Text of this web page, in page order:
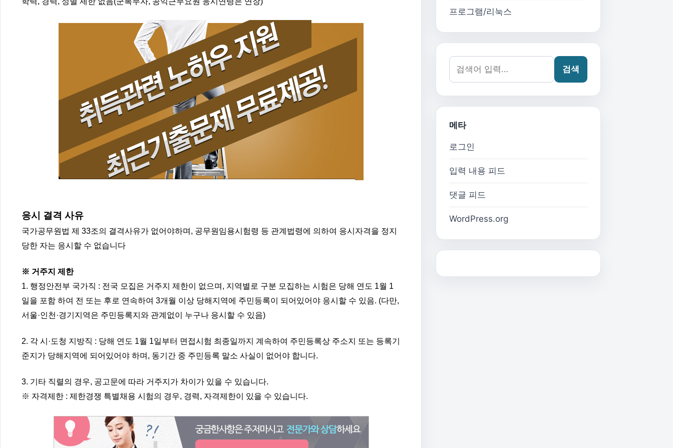
응시 결격 사유
국가공무원법 제 33조의 결격사유가 없어야하며, 공무원임용시험령 등 관계법령에 의하여 응시자격을 정지
당한 자는 응시할 수 없습니다
※ 거주지 제한
1. 행정안전부 국가직 : 전국 모집은 거주지 제한이 없으며, 지역별로 구분 모집하는 시험은 당해 연도 1월 1
일을 포함 하여 전 또는 후로 연속하여 3개월 이상 당해지역에 주민등록이 되어있어야 응시할 수 있음. (다만,
서울·인천·경기지역은 주민등록지와 관계없이 누구나 응시할 수 있음)
2. 각 시·도청 지방직 : 당해 연도 1월 1일부터 면접시험 최종일까지 계속하여 주민등록상 주소지 또는 등록기
준지가 당해지역에 되어있어야 하며, 동기간 중 주민등록 말소 사실이 없어야 합니다.
3. 기타 직렬의 경우, 공고문에 따라 거주지가 차이가 있을 수 있습니다.
※ 자격제한 : 제한경쟁 특별채용 시험의 경우, 경력, 자격제한이 있을 수 있습니다.
프로그램/리눅스
검색어:
검색
메타
로그인
입력 내용 피드
댓글 피드
WordPress.org